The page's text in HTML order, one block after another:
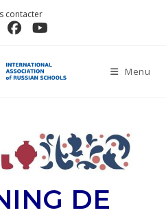
contacter
Menu
DE